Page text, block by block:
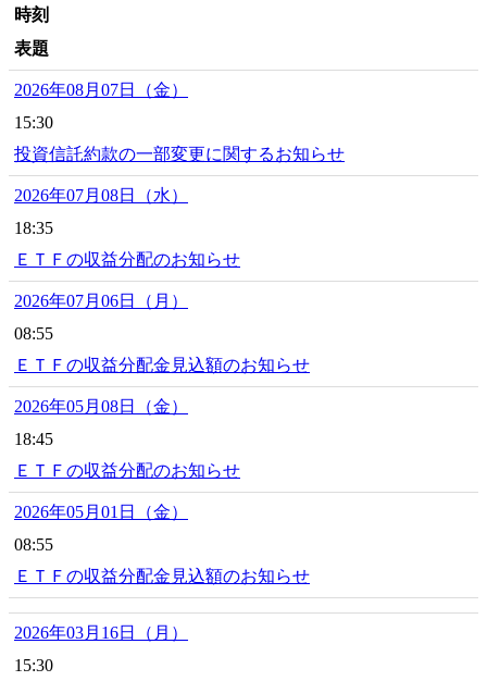
時刻
表題
2026年08月07日（金）
15:30
投資信託約款の一部変更に関するお知らせ
2026年07月08日（水）
18:35
ＥＴＦの収益分配のお知らせ
2026年07月06日（月）
08:55
ＥＴＦの収益分配金見込額のお知らせ
2026年05月08日（金）
18:45
ＥＴＦの収益分配のお知らせ
2026年05月01日（金）
08:55
ＥＴＦの収益分配金見込額のお知らせ
2026年03月16日（月）
15:30